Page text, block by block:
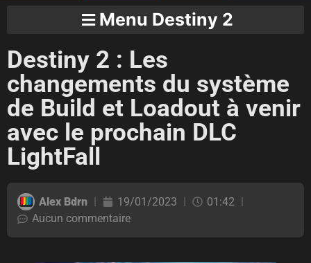
Menu Destiny 2
Destiny 2 : Les
changements du système
de Build et Loadout à venir
avec le prochain DLC
LightFall
Alex Bdrn 19/01/2023
01:42
Aucun commentaire